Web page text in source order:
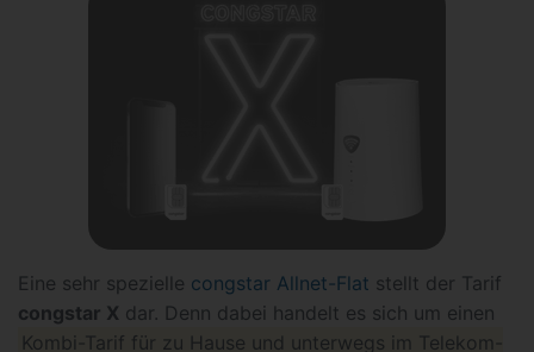
Eine sehr spezielle congstar Allnet-Flat stellt der Tarif
congstar X dar. Denn dabei handelt es sich um einen
Kombi-Tarif für zu Hause und unterwegs im Telekom-